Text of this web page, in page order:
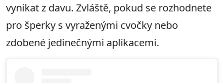
vynikat z davu. Zvláště, pokud se rozhodnete
pro šperky s vyraženými cvočky nebo
zdobené jedinečnými aplikacemi.